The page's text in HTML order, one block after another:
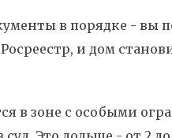
в порядке - вы
и дом
в зоне с особыми